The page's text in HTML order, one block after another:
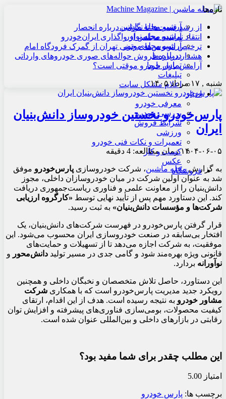
آرشیو مجله ماشین
آرشیو مجله نوآور
آرشیو مجله موتور
درباره ما
تماس با ما
تبلیغات
اعلام مشکل سایت
اخبار
معرفی خودرو
بررسی خودرو
شرایط فروش
ورزشی
تعمیرات و نکات فنی خودرو
کسب و کار
عکس
فروشگاه
تازه‌ها
از رشد قیمت‌ها تا نگرانی درباره انحصار
انتقاد نماینده مجلس از واگذاری ایران‌خودرو
ترخیص اتوبوس‌های چینی تهران از گمرک فرودگاه امام
هشدار درباره فروش حواله‌های صوری خودروهای وارداتی
آرامش بازار خودرو موقتی است؟
شنبه , ۱۷ مرداد ۱۴۰۵
پارس‌خودرو نخستین خودروساز دانش‌بنیان
ایران
۱۴۰۴-۰۶-۰۵زمان مطالعه: 4 دقیقه
به گزارشمجله ماشین، شرکت خودروسازی پارس‌خودرو موفق
شد به عنوان اولین شرکت در میان خودروسازان داخلی، مجوز
دانش‌بنیان را از معاونت علمی و فناوری ریاست‌جمهوری دریافت
کند. این دستاورد مهم پس از تأیید نهایی توسط «کارگروه ارزیابی
شرکت‌ها و مؤسسات دانش‌بنیان» به ثبت رسید.
قرار گرفتن پارس‌خودرو در فهرست شرکت‌های دانش‌بنیان، یک
افتخار بی‌سابقه در صنعت خودروسازی ایران محسوب می‌شود. این
موفقیت، به شرکت اجازه می‌دهد تا از تسهیلات و حمایت‌های
قانونی ویژه بهره‌مند شود و گامی جدی در مسیر تولید دانش‌محور و
نوآورانه بردارد.
این دستاورد، حاصل تلاش متخصصان و نخبگان داخلی و همچنین
رویکرد جدید مدیریت پارس‌خودرو است که با همکاری شرکت
مشاور خودرو به نتیجه رسیده است. هدف از این اقدام، ارتقای
کیفیت محصولات، بومی‌سازی فناوری‌های پیشرفته و افزایش توان
رقابتی در بازارهای داخلی و بین‌المللی عنوان شده است.
این مطلب چقدر برای شما مفید بود؟
امتیاز 5.00
برچسب ها: پارس خودرو